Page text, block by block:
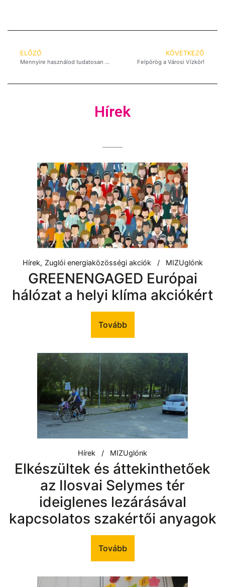
ELŐZŐ
Mennyire használod tudatosan a vizet? Mondd el, és nyerj!
KÖVETKEZŐ
Felpörög a Városi Vízkör!
Hírek
Hírek Zuglói energiaközösségi akciók MIZUglónk
GREENENGAGED Európai
hálózat a helyi klíma akciókért
Tovább
Hírek MIZUglónk
Elkészültek és áttekinthetőek
az Ilosvai Selymes tér
ideiglenes lezárásával
kapcsolatos szakértői anyagok
Tovább